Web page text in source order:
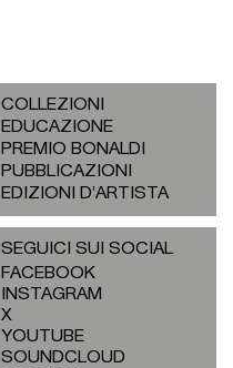
COLLEZIONI
EDUCAZIONE
PREMIO BONALDI
PUBBLICAZIONI
EDIZIONI D’ARTISTA
SEGUICI SUI SOCIAL
FACEBOOK
INSTAGRAM
X
YOUTUBE
SOUNDCLOUD